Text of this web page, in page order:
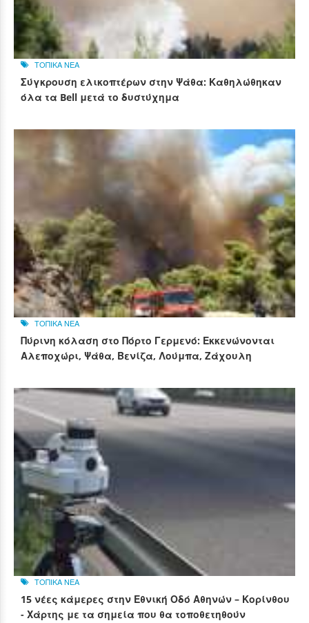
ΤΟΠΙΚΑ ΝΕΑ
Σύγκρουση ελικοπτέρων στην Ψάθα: Καθηλώθηκαν
όλα τα Bell μετά το δυστύχημα
ΤΟΠΙΚΑ ΝΕΑ
Πύρινη κόλαση στο Πόρτο Γερμενό: Εκκενώνονται
Αλεποχώρι, Ψάθα, Βενίζα, Λούμπα, Ζάχουλη
ΤΟΠΙΚΑ ΝΕΑ
15 νέες κάμερες στην Εθνική Οδό Αθηνών – Κορίνθου
- Χάρτης με τα σημεία που θα τοποθετηθούν